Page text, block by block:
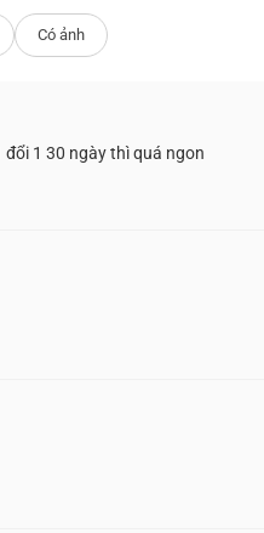
MẶT
Có ảnh
1 30 ngày thì quá ngon